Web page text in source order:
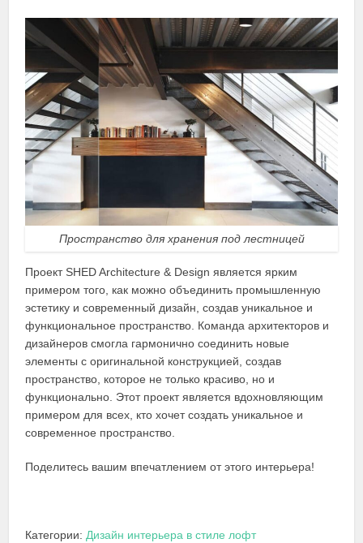
Пространство для хранения под лестницей
Проект SHED Architecture & Design является ярким
примером того, как можно объединить промышленную
эстетику и современный дизайн, создав уникальное и
функциональное пространство. Команда архитекторов и
дизайнеров смогла гармонично соединить новые
элементы с оригинальной конструкцией, создав
пространство, которое не только красиво, но и
функционально. Этот проект является вдохновляющим
примером для всех, кто хочет создать уникальное и
современное пространство.
Поделитесь вашим впечатлением от этого интерьера!
Категории: Дизайн интерьера в стиле лофт